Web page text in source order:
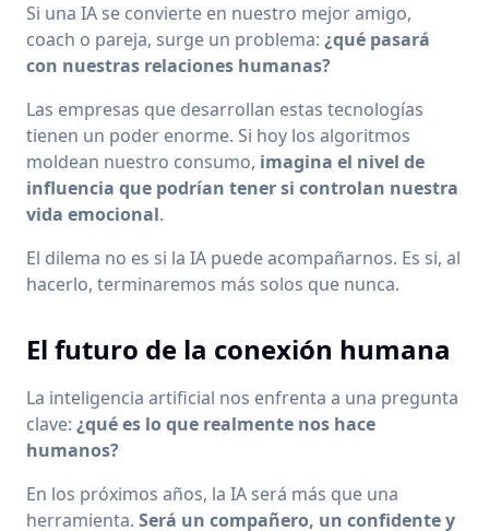
Si una IA se convierte en nuestro mejor amigo,
coach o pareja, surge un problema: ¿qué pasará
con nuestras relaciones humanas?
Las empresas que desarrollan estas tecnologías
tienen un poder enorme. Si hoy los algoritmos
moldean nuestro consumo, imagina el nivel de
influencia que podrían tener si controlan nuestra
vida emocional.
El dilema no es si la IA puede acompañarnos. Es si, al
hacerlo, terminaremos más solos que nunca.
El futuro de la conexión humana
La inteligencia artificial nos enfrenta a una pregunta
clave: ¿qué es lo que realmente nos hace
humanos?
En los próximos años, la IA será más que una
herramienta. Será un compañero, un confidente y